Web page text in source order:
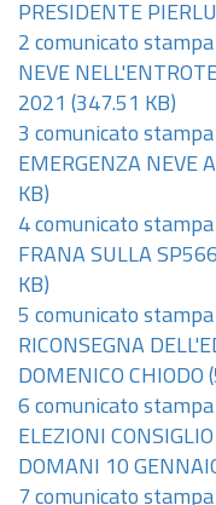
PRESIDENTE
2 comunicato stampa
NEVE
2021 (347.51 KB)
3 comunicato stampa
EMERGENZA NEVE
KB)
4 comunicato stampa
FRANA SULLA
KB)
5 comunicato stampa
RICONSEGNA
DOMENICO CHIODO
6 comunicato stampa
ELEZIONI
DOMANI 10
7 comunicato stampa